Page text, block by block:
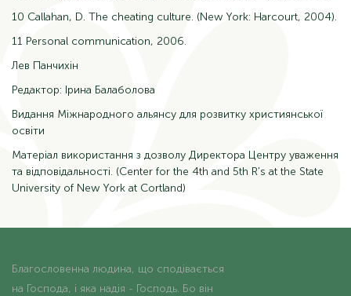
10 Callahan, D. The cheating culture. (New York: Harcourt, 2004).
11 Personal communication, 2006.
Лев Панчихін
Редактор: Ірина Балаболова
Видання Міжнародного альянсу для розвитку християнської
освіти
Матеріал використання з дозволу Директора Центру уваження
та відповідальності. (Center for the 4th and 5th R's at the State
University of New York at Cortland)
Благословенна людина, що сподівається
на Господа, і яка надія - Господь. Бо він